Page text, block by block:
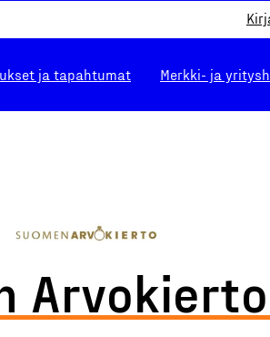
ja tapahtumat Merkki- ja